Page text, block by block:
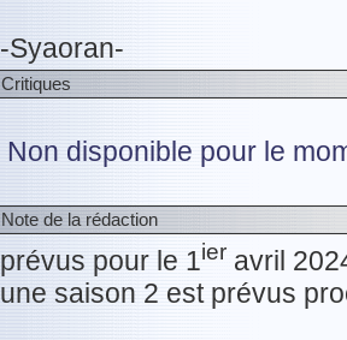
-Syaoran-
Critiques
Non disponible pour le
Note de la rédaction
prévus pour le 1ier avril
une saison 2 est prévus